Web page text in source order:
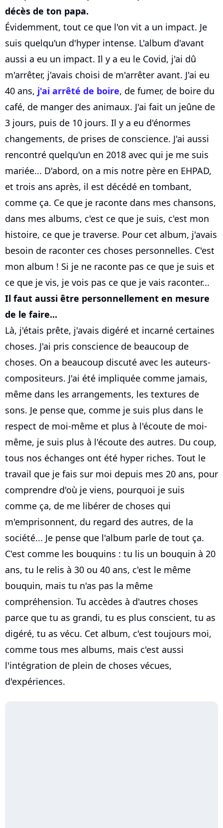
décès de ton papa.
Évidemment, tout ce que l'on vit a un impact. Je
suis quelqu'un d'hyper intense. L'album d'avant
aussi a eu un impact. Il y a eu le Covid, j'ai dû
m'arrêter, j'avais choisi de m'arrêter avant. J'ai eu
40 ans, j'ai arrêté de boire, de fumer, de boire du
café, de manger des animaux. J'ai fait un jeûne de
3 jours, puis de 10 jours. Il y a eu d'énormes
changements, de prises de conscience. J'ai aussi
rencontré quelqu'un en 2018 avec qui je me suis
mariée... D'abord, on a mis notre père en EHPAD,
et trois ans après, il est décédé en tombant,
comme ça. Ce que je raconte dans mes chansons,
dans mes albums, c'est ce que je suis, c'est mon
histoire, ce que je traverse. Pour cet album, j'avais
besoin de raconter ces choses personnelles. C'est
mon album ! Si je ne raconte pas ce que je suis et
ce que je vis, je vois pas ce que je vais raconter...
Il faut aussi être personnellement en mesure
de le faire...
Là, j'étais prête, j'avais digéré et incarné certaines
choses. J'ai pris conscience de beaucoup de
choses. On a beaucoup discuté avec les auteurs-
compositeurs. J'ai été impliquée comme jamais,
même dans les arrangements, les textures de
sons. Je pense que, comme je suis plus dans le
respect de moi-même et plus à l'écoute de moi-
même, je suis plus à l'écoute des autres. Du coup,
tous nos échanges ont été hyper riches. Tout le
travail que je fais sur moi depuis mes 20 ans, pour
comprendre d'où je viens, pourquoi je suis
comme ça, de me libérer de choses qui
m'emprisonnent, du regard des autres, de la
société... Je pense que l'album parle de tout ça.
C'est comme les bouquins : tu lis un bouquin à 20
ans, tu le relis à 30 ou 40 ans, c'est le même
bouquin, mais tu n'as pas la même
compréhension. Tu accèdes à d'autres choses
parce que tu as grandi, tu es plus conscient, tu as
digéré, tu as vécu. Cet album, c'est toujours moi,
comme tous mes albums, mais c'est aussi
l'intégration de plein de choses vécues,
d'expériences.